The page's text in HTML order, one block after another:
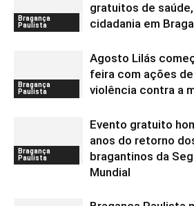
Bragança
Paulista
gratuitos de
cidadania em
Bragança
Paulista
Agosto Lilás
feira com ações
violência contra a
Bragança
Paulista
Evento gratuito
anos do retorno
bragantinos da
Mundial